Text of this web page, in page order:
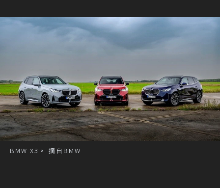
BMW X3。 摘自BMW